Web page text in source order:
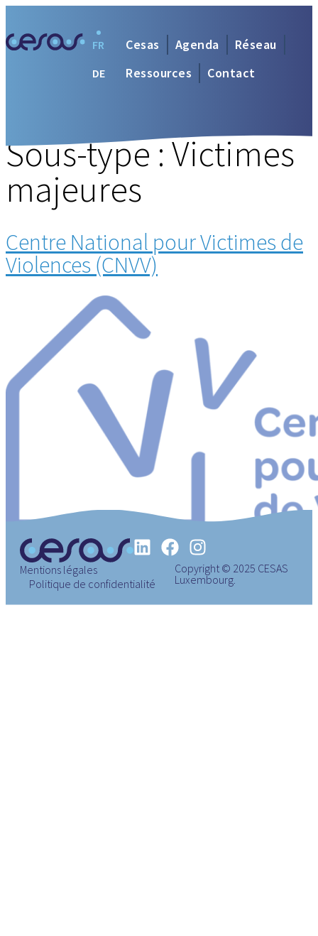
Cesas Agenda
Réseau
Ressources
Contact
FR
DE
Sous-type :Victimes
majeures
Centre National pour Victimes de
Violences (CNVV)
Copyright © 2025 CESAS
Luxembourg.
Mentions légales
Politique de confidentialité